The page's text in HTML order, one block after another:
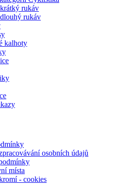
rukáv
rukáv
kalhoty
osobních údajů
místa
- cookies